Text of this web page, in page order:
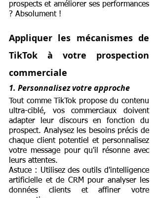
prospects et améliorer ses performances
? Absolument !
Appliquer les mécanismes de
TikTok à votre prospection
commerciale
1. Personnalisez votre approche
Tout comme TikTok propose du contenu
ultra-ciblé, vos commerciaux doivent
adapter leur discours en fonction du
prospect. Analysez les besoins précis de
chaque client potentiel et personnalisez
votre message pour qu'il résonne avec
leurs attentes.
Astuce : Utilisez des outils d'intelligence
artificielle et de CRM pour analyser les
données clients et affiner votre